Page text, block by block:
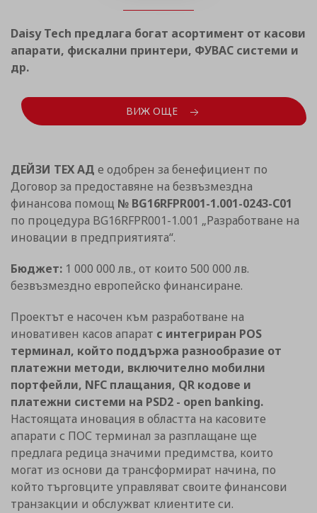
Daisy Tech предлага богат асортимент от касови
апарати, фискални принтери, ФУВАС системи и
др.
ВИЖ ОЩЕ
ДЕЙЗИ ТЕХ АД е одобрен за бенефициент по
Договор за предоставяне на безвъзмездна
финансова помощ № BG16RFPR001-1.001-0243-C01
по процедура BG16RFPR001-1.001 „Разработване на
иновации в предприятията“.
Бюджет: 1 000 000 лв., от които 500 000 лв.
безвъзмездно европейско финансиране.
Проектът е насочен към разработване на
иновативен касов апарат с интегриран POS
терминал, който поддържа разнообразие от
платежни методи, включително мобилни
портфейли, NFC плащания, QR кодове и
платежни системи на PSD2 - open banking.
Настоящата иновация в областта на касовите
апарати с ПОС терминал за разплащане ще
предлага редица значими предимства, които
могат из основи да трансформират начина, по
който търговците управляват своите финансови
транзакции и обслужват клиентите си.